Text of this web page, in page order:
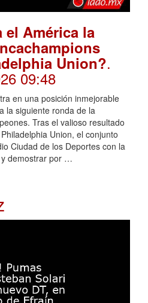
el América la
Union?.
09:48
en una posición inmejorable
la siguiente ronda de la
Tras el valioso resultado
Union, el conjunto
Ciudad de los Deportes con la
y demostrar por …